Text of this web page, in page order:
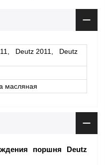
Deutz 2011, Deutz
масляная
поршня Deutz